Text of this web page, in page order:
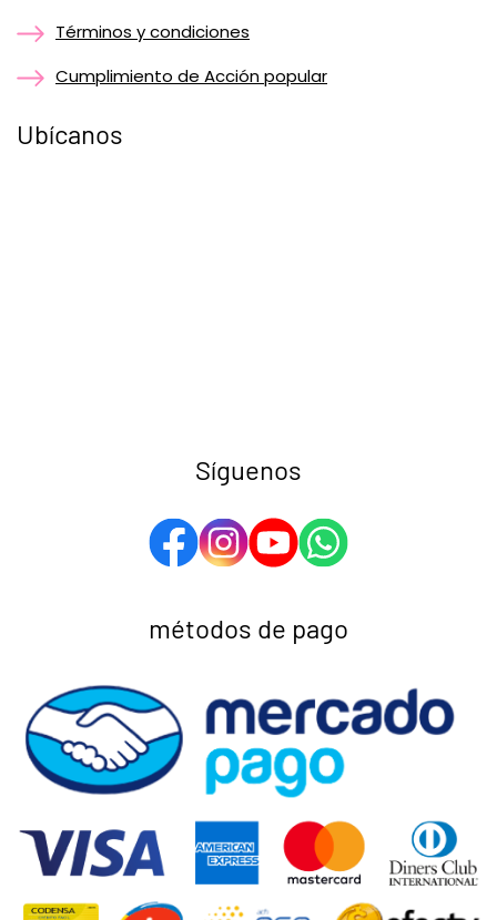
Términos y condiciones
Cumplimiento de Acción popular
Ubícanos
Síguenos
métodos de pago